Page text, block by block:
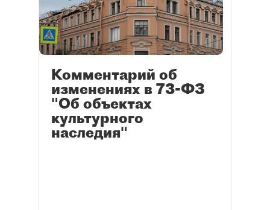
Комментарий об
изменениях в 73-ФЗ
"Об объектах
культурного
наследия"